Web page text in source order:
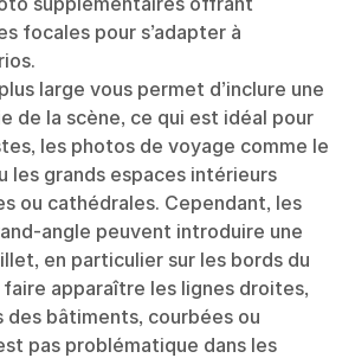
focales pour s’adapter à
large vous permet d’inclure une
de la scène, ce qui est idéal pour
les photos de voyage comme le
les grands espaces intérieurs
ou cathédrales. Cependant, les
angle peuvent introduire une
en particulier sur les bords du
apparaître les lignes droites,
des bâtiments, courbées ou
pas problématique dans les